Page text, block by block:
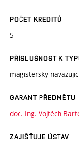
POČET KREDITŮ
5
PŘÍSLUŠNOST K
magisterský
GARANT PŘEDMĚTU
doc. Ing. Vojtěch
ZAJIŠŤUJE ÚSTAV